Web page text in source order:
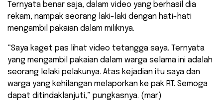
Ternyata benar saja, dalam video yang berhasil dia
rekam, nampak seorang laki-laki dengan hati-hati
mengambil pakaian dalam miliknya.
“Saya kaget pas lihat video tetangga saya. Ternyata
yang mengambil pakaian dalam warga selama ini adalah
seorang lelaki pelakunya. Atas kejadian itu saya dan
warga yang kehilangan melaporkan ke pak RT. Semoga
dapat ditindaklanjuti,” pungkasnya. (mar)